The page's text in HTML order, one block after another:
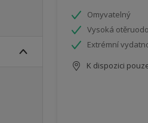
Omyvatelný
Vysoká
Extrémní
K dispozici